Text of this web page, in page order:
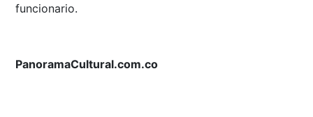
funcionario.
PanoramaCultural.com.co